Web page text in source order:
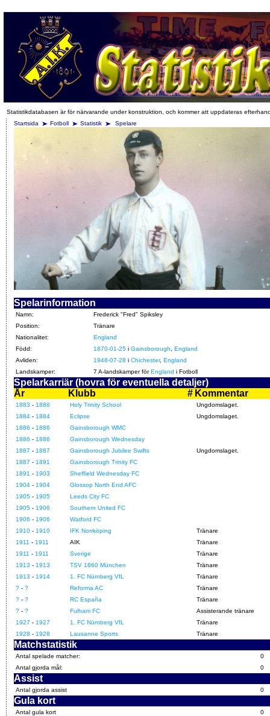
Statistikdatabasen är för närvarande under konstruktion, och kommer att uppdateras
Startsida
Fotboll Statistik Spelare
Spelarinformation
Namn:
Frederick "Fred" Spiksley
Position:
Tränare
Nationalitet:
England
Född:
1870-01-25 i Gainsborough
England
Avliden:
1948-07-28 i Chichester, England
Landskamper:
7 A-landskamper förEngland i Fotboll
Spelarkarriär (hovra för eventuella detaljer)
År
Klubb # Kommentar
1883 - 1886 Holy Trinity School
Ungdomslaget.
1884 - 1884 Eclipse
Ungdomslaget.
1886 - 1886
Gainsborough WMC
1886 - 1886
Gainsborough Wednesday
1887 - 1887 Gainsborough Jubilee Swifts
Ungdomslaget.
1887 - 1891
Gainsborough Trinity FC
1891 - 1903
Sheffield Wednesday FC
1904 - 1904
Glossop North End AFC
1905 - 1905
Leeds City FC
1905 - 1906
Southern United FC
1906 - 1906
Watford FC
1910 - 1910 IFK Norrköping
Tränare
1911 - 1911 AIK
Tränare
1911 - 1911 Sverige
Tränare
1913 - 1913 TSV 1860 München
Tränare
1913 - 1914 1. FC Nürnberg VfL
Tränare
? - ? Reforma AC
Tränare
? - ? RC España
Tränare
? - ? Fulham FC
Assisterande tränare
1927 - 1927 1. FC Nürnberg VfL
Tränare
1928 - 1928 Lausanne Sports Tränare
Matchstatistik
Antal spelade matcher:
0
Antal gjorda mål:
0
Assist
Antal gjorda assist 0
Gula kort
Antal gula kort 0